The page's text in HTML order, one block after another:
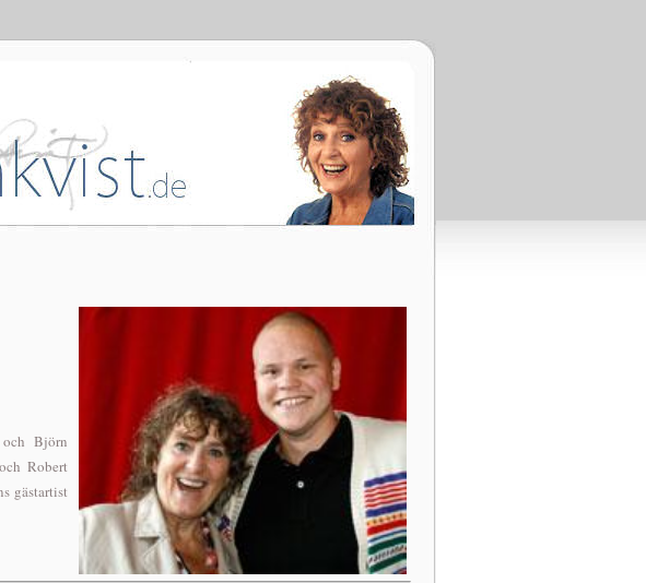
Björn
Robert
gästartist